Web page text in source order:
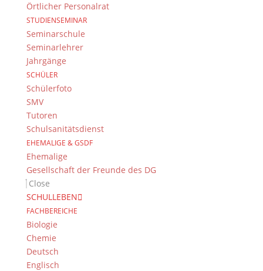
Örtlicher Personalrat
STUDIENSEMINAR
Seminarschule
Seminarlehrer
Jahrgänge
SCHÜLER
Schülerfoto
SMV
Tutoren
Schulsanitätsdienst
EHEMALIGE & GSDF
Ehemalige
Gesellschaft der Freunde des DG
Close
SCHULLEBEN
FACHBEREICHE
Biologie
Chemie
Deutsch
Englisch
Formular herunterladen
E-Mail senden